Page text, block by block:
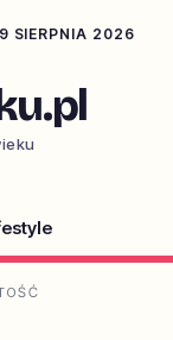
SIERPNIA 2026